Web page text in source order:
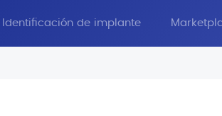
Identificación de implante